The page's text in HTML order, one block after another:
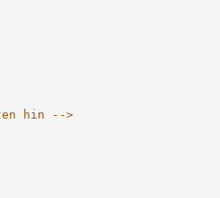
hin -->